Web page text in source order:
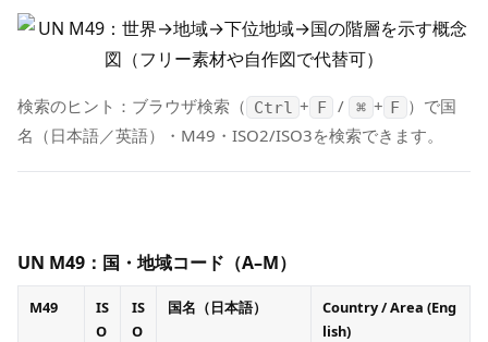
検索のヒント：ブラウザ検索（ Ctrl + F / ⌘ + F ）で国
名（日本語／英語）・M49・ISO2/ISO3を検索できます。
UN M49：国・地域コード（A–M）
M49
IS
O
IS
O
国名（日本語）
Country / Area (Eng
lish)